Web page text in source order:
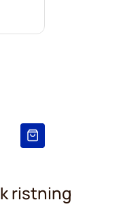
ristning